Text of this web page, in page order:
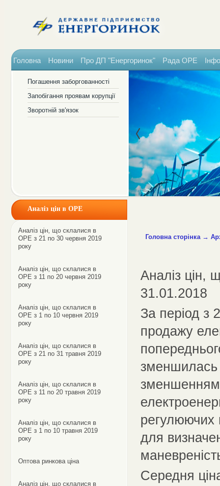
Головна Новини Про ДП "Енергоринок" Рада ОРЕ
Погашення заборгованності
Запобігання проявам корупції
Зворотній зв'язок
Аналіз цін в ОРЕ
Аналіз цін, що склалися в
ОРЕ з 21 по 30 червня 2019
року
Аналіз цін, що склалися в
ОРЕ з 11 по 20 червня 2019
року
Аналіз цін, що склалися в
ОРЕ з 1 по 10 червня 2019
року
Аналіз цін, що склалися в
ОРЕ з 21 по 31 травня 2019
року
Аналіз цін, що склалися в
ОРЕ з 11 по 20 травня 2019
року
Аналіз цін, що склалися в
ОРЕ з 1 по 10 травня 2019
року
Оптова ринкова ціна
Аналіз цін, що склалися в
Головна сторінка→
Аналіз цін,
31.01.2018
За період з
продажу
зменшенням
регулюючих
для
Середня